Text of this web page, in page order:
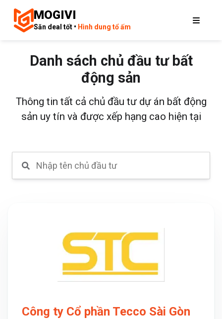
MOGIVI
Săn deal tốt • Hình dung tổ ấm
Danh sách chủ đầu tư bất
động sản
Thông tin tất cả chủ đầu tư dự án bất động
sản uy tín và được xếp hạng cao hiện tại
Công ty Cổ phần Tecco Sài Gòn